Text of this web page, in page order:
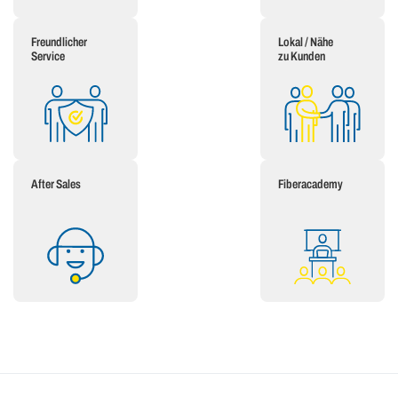
Freundlicher
Service
Lokal / Nähe
zu Kunden
After Sales Fiberacademy